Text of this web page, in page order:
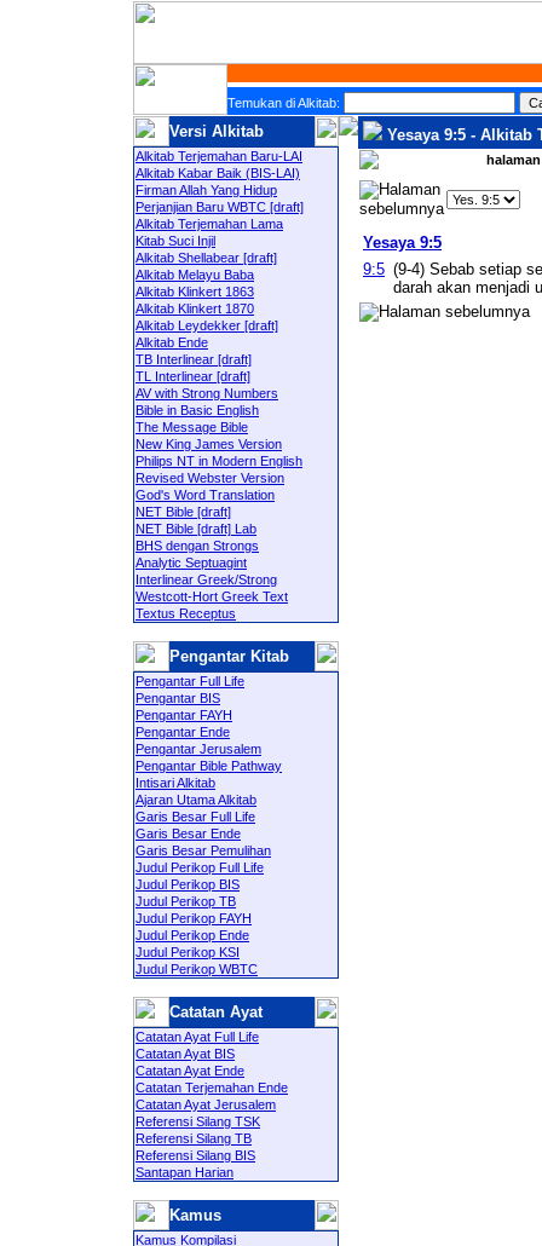
Temukan di Alkitab:
Versi Alkitab
Alkitab Terjemahan Baru-LAI
Alkitab Kabar Baik (BIS-LAI)
Firman Allah Yang Hidup
Perjanjian Baru WBTC [draft]
Alkitab Terjemahan Lama
Kitab Suci Injil
Alkitab Shellabear [draft]
Alkitab Melayu Baba
Alkitab Klinkert 1863
Alkitab Klinkert 1870
Alkitab Leydekker [draft]
Alkitab Ende
TB Interlinear [draft]
TL Interlinear [draft]
AV with Strong Numbers
Bible in Basic English
The Message Bible
New King James Version
Philips NT in Modern English
Revised Webster Version
God's Word Translation
NET Bible [draft]
NET Bible [draft] Lab
BHS dengan Strongs
Analytic Septuagint
Interlinear Greek/Strong
Westcott-Hort Greek Text
Textus Receptus
Pengantar Kitab
Pengantar Full Life
Pengantar BIS
Pengantar FAYH
Pengantar Ende
Pengantar Jerusalem
Pengantar Bible Pathway
Intisari Alkitab
Ajaran Utama Alkitab
Garis Besar Full Life
Garis Besar Ende
Garis Besar Pemulihan
Judul Perikop Full Life
Judul Perikop BIS
Judul Perikop TB
Judul Perikop FAYH
Judul Perikop Ende
Judul Perikop KSI
Judul Perikop WBTC
Catatan Ayat
Catatan Ayat Full Life
Catatan Ayat BIS
Catatan Ayat Ende
Catatan Terjemahan Ende
Catatan Ayat Jerusalem
Referensi Silang TSK
Referensi Silang TB
Referensi Silang BIS
Santapan Harian
Kamus
Kamus Kompilasi
Yesaya 9:5 - Alkitab
Yesaya 9:5
9:5 (9-4) Sebab setiap
darah akan menjadi